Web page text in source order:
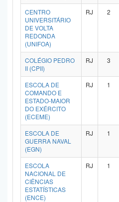
CENTRO
UNIVERSITÁRIO
DE VOLTA
REDONDA
(UNIFOA)
RJ 2
COLÉGIO PEDRO
II (CPII)
RJ 3
ESCOLA DE
COMANDO E
ESTADO-MAIOR
DO EXÉRCITO
(ECEME)
RJ 1
ESCOLA DE
GUERRA NAVAL
(EGN)
RJ 1
ESCOLA
NACIONAL DE
CIÊNCIAS
ESTATÍSTICAS
(ENCE)
RJ 1